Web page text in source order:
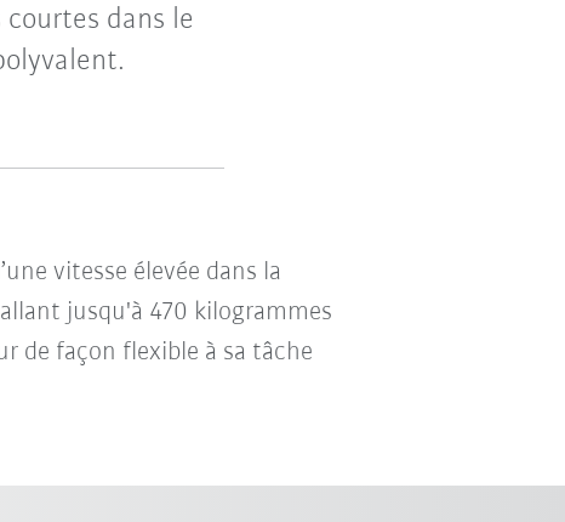
dans le
vitesse élevée dans la
jusqu'à 470 kilogrammes
de façon flexible à sa tâche